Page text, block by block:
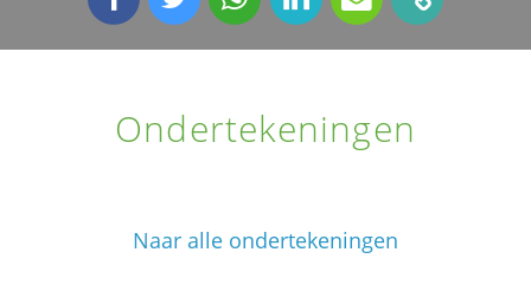
Ondertekeningen
Naar alle ondertekeningen